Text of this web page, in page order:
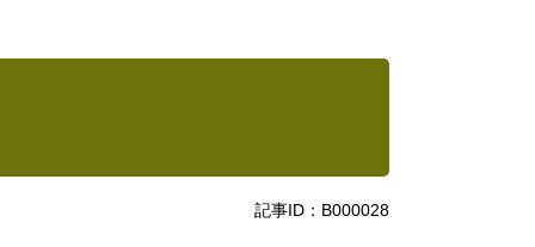
ム
記事ID：B000028